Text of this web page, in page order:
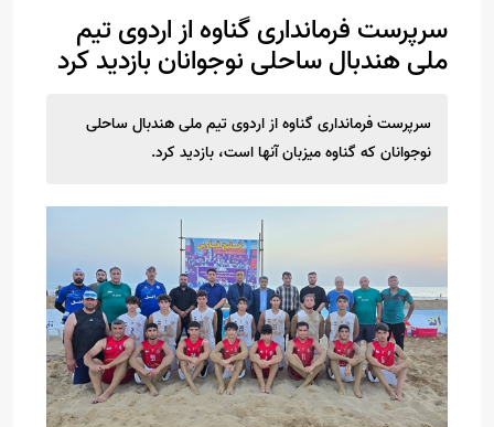
سرپرست فرمانداری گناوه از اردوی تیم
ملی هندبال ساحلی نوجوانان بازدید کرد
سرپرست فرمانداری گناوه از اردوی تیم ملی هندبال ساحلی
نوجوانان که گناوه میزبان آنها است، بازدید کرد.